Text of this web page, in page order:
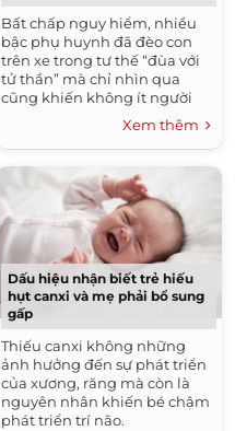
Bất chấp nguy hiểm, nhiều
bậc phụ huynh đã đèo con
trên xe trong tư thế “đùa với
tử thần” mà chỉ nhìn qua
cũng khiến không ít người
Xem thêm
Dấu hiệu nhận biết trẻ hiếu
hụt canxi và mẹ phải bổ sung
gấp
Thiếu canxi không những
ảnh hưởng đến sự phát triển
của xương, răng mà còn là
nguyên nhân khiến bé chậm
phát triển trí não.